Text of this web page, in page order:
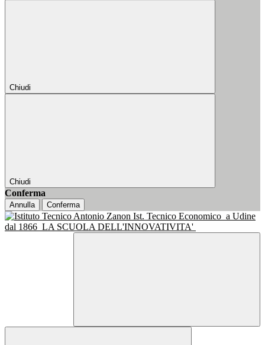
Chiudi
Chiudi
Conferma
Annulla Conferma
Ist. Tecnico Economico a Udine
dal 1866 LA SCUOLA DELL'INNOVATIVITA'